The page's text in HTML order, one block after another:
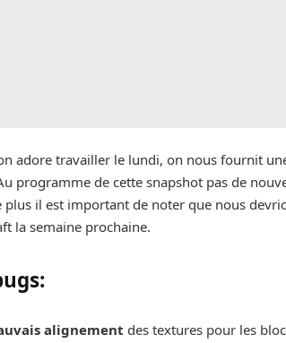
adore travailler le lundi, on nous fournit
programme de cette snapshot pas de
plus il est important de noter que nous
la semaine prochaine.
alignement des textures pour les